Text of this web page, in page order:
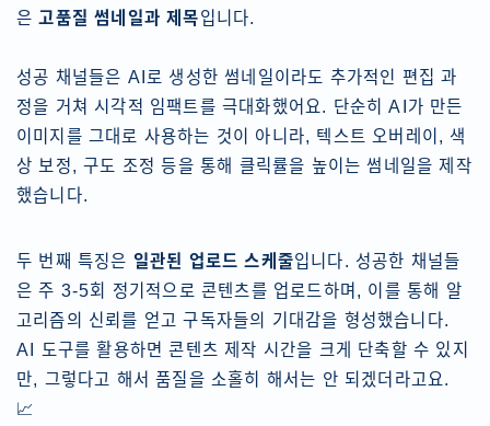
은고품질 썸네일과 제목입니다.
성공 채널들은 AI로 생성한 썸네일이라도 추가적인 편집 과
정을 거쳐 시각적 임팩트를 극대화했어요. 단순히 AI가 만든
이미지를 그대로 사용하는 것이 아니라, 텍스트 오버레이, 색
상 보정, 구도 조정 등을 통해 클릭률을 높이는 썸네일을 제작
했습니다.
두 번째 특징은 일관된 업로드 스케줄입니다. 성공한 채널들
은 주 3-5회 정기적으로 콘텐츠를 업로드하며, 이를 통해 알
고리즘의 신뢰를 얻고 구독자들의 기대감을 형성했습니다.
AI 도구를 활용하면 콘텐츠 제작 시간을 크게 단축할 수 있지
만, 그렇다고 해서 품질을 소홀히 해서는 안 되겠더라고요.
📈